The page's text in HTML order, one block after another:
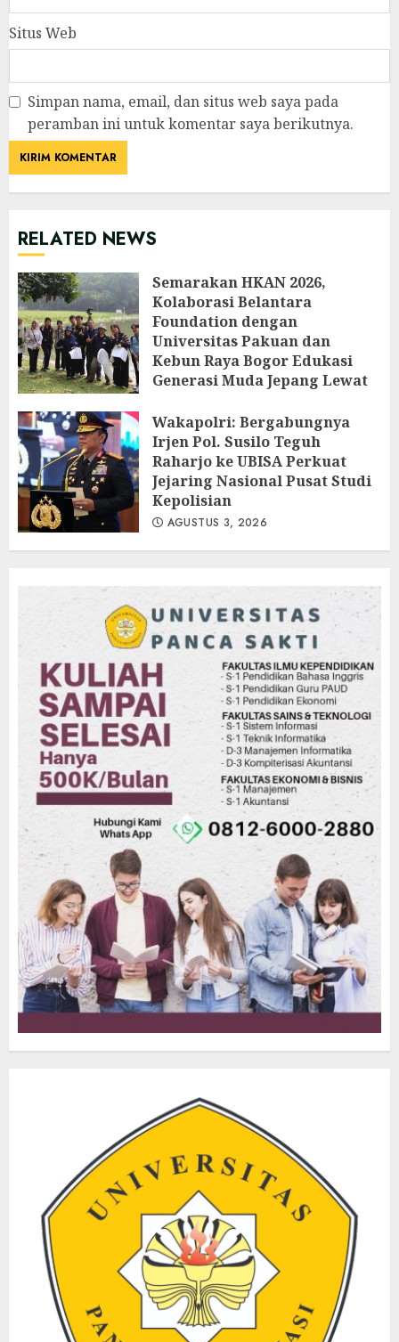
Situs Web
Simpan nama, email, dan situs web saya pada
peramban ini untuk komentar saya berikutnya.
RELATED NEWS
Semarakan HKAN 2026,
Kolaborasi Belantara
Foundation dengan
Universitas Pakuan dan
Kebun Raya Bogor Edukasi
Generasi Muda Jepang Lewat
Kebun Raya Bogor
AGUSTUS 3, 2026
Wakapolri: Bergabungnya
Irjen Pol. Susilo Teguh
Raharjo ke UBISA Perkuat
Jejaring Nasional Pusat Studi
Kepolisian
AGUSTUS 3, 2026